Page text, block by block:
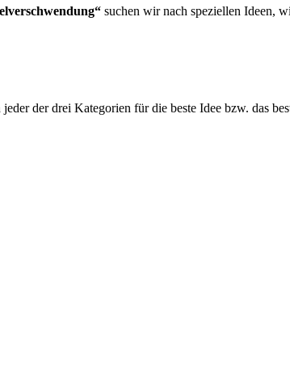
suchen wir nach speziellen Ideen,
der drei Kategorien für die beste Idee bzw. das